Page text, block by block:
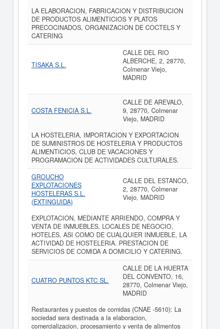
LA ELABORACION, FABRICACION Y DISTRIBUCION
DE PRODUCTOS ALIMENTICIOS Y PLATOS
PRECOCINADOS, ORGANIZACION DE COCTELS Y
CATERING
TISAKA S.L.
CALLE DEL RIO
ALBERCHE, 2, 28770,
Colmenar Viejo,
MADRID
COSTA FENICIA S.L.
CALLE DE AREVALO,
9, 28770, Colmenar
Viejo, MADRID
LA HOSTELERIA, IMPORTACION Y EXPORTACION
DE SUMINISTROS DE HOSTELERIA Y PRODUCTOS
ALIMENTICIOS, CLUB DE VACACIONES Y
PROGRAMACION DE ACTIVIDADES CULTURALES.
GROUCHO
EXPLOTACIONES
HOSTELERAS S.L.
(EXTINGUIDA)
CALLE DEL ESTANCO,
2, 28770, Colmenar
Viejo, MADRID
EXPLOTACION, MEDIANTE ARRIENDO, COMPRA Y
VENTA DE INMUEBLES, LOCALES DE NEGOCIO,
HOTELES, ASI COMO DE CUALQUIER INMUEBLE, LA
ACTIVIDAD DE HOSTELERIA. PRESTACION DE
SERVICIOS DE COMIDA A DOMICILIO Y CATERING.
CUATRO PUNTOS KTC SL.
CALLE DE LA HUERTA
DEL CONVENTO, 16,
28770, Colmenar Viejo,
MADRID
Restaurantes y puestos de comidas (CNAE -5610): La
sociedad sera destinada a la elaboracion,
comercializacion, procesamiento y venta de alimentos